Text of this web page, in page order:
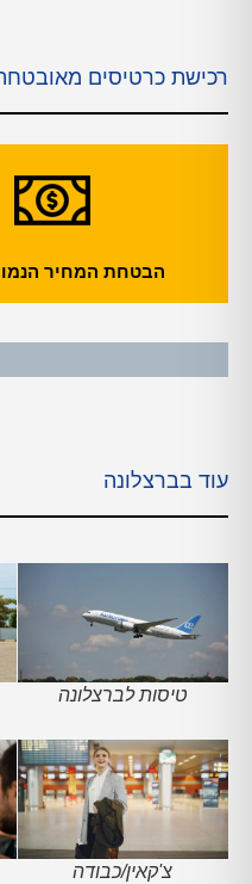
רכישת כרטיסים
הבטחת המחיר
עוד בברצלונה
טיסות לברצלונה
צ'קאין/כבודה